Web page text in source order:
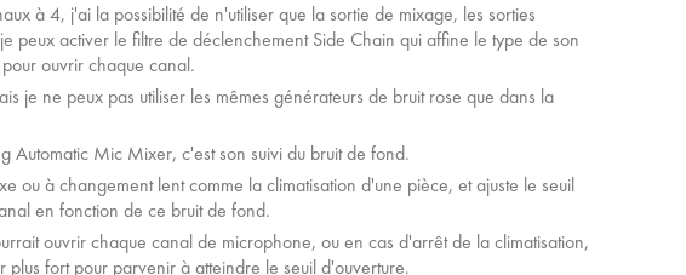
à 4, j'ai la possibilité de n'utiliser que la sortie de mixage, les sorties
peux activer le filtre de déclenchement Side Chain qui affine le type de son
ouvrir chaque canal.
je ne peux pas utiliser les mêmes générateurs de bruit rose que dans la
Automatic Mic Mixer, c'est son suivi du bruit de fond.
ou à changement lent comme la climatisation d'une pièce, et ajuste le seuil
en fonction de ce bruit de fond.
ouvrir chaque canal de microphone, ou en cas d'arrêt de la climatisation,
fort pour parvenir à atteindre le seuil d'ouverture.